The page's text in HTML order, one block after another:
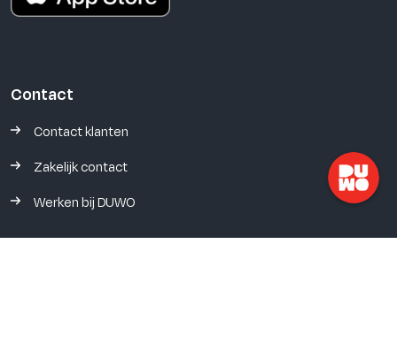
Contact
Contact klanten
Zakelijk contact
Werken bij DUWO